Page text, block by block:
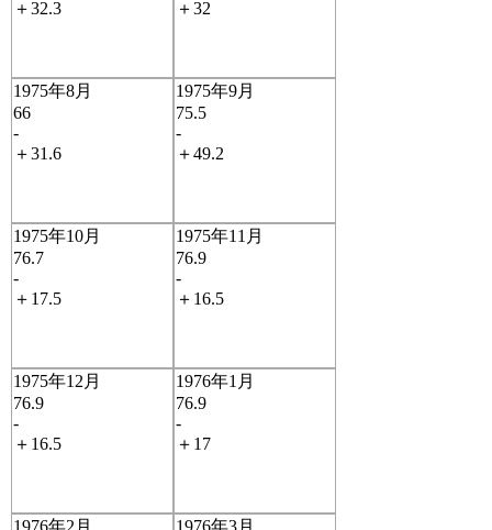
＋32.3
＋32
1975年8月
66
-
＋31.6
1975年9月
75.5
-
＋49.2
1975年10月
76.7
-
＋17.5
1975年11月
76.9
-
＋16.5
1975年12月
76.9
-
＋16.5
1976年1月
76.9
-
＋17
1976年2月 1976年3月